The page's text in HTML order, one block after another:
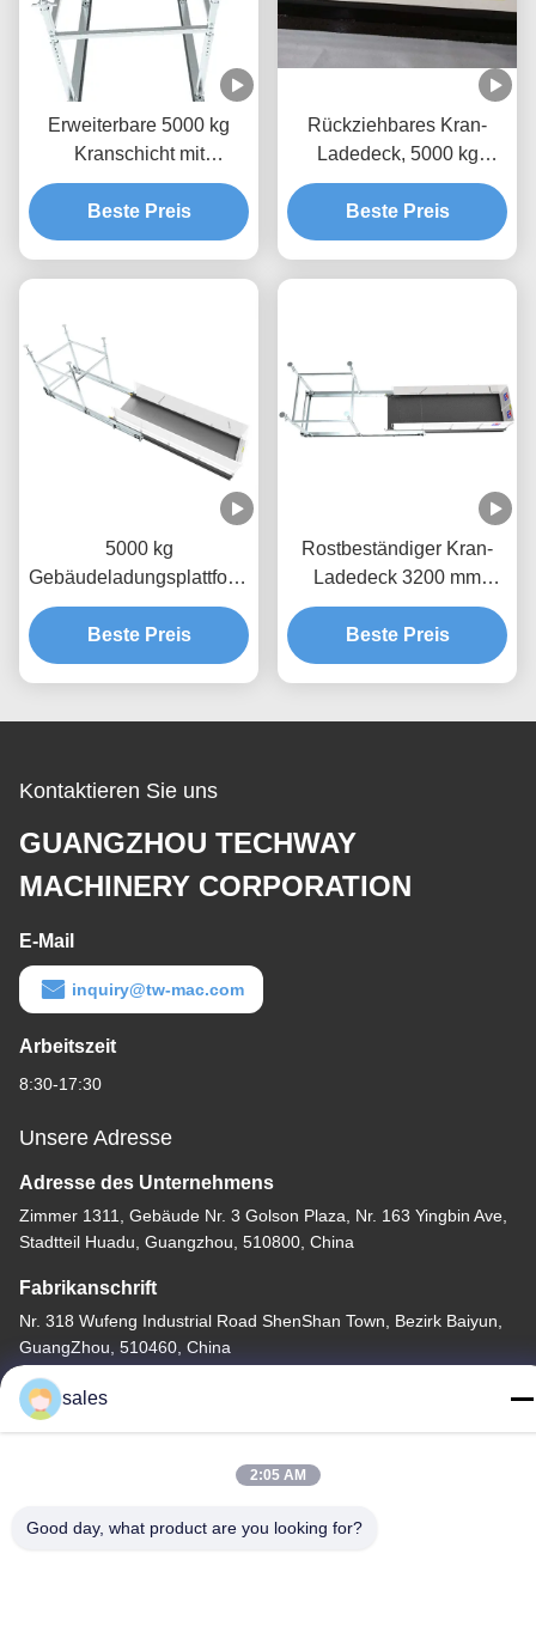
Erweiterbare 5000 kg
Kranschicht mit
Epoxidfarbe MLP2800-H
Beste Preis
Rückziehbares Kran-
Ladedeck, 5000 kg
Stoffhebeplattform
Beste Preis
5000 kg
Gebäudeladungsplattform
Heißverzinkung
MLP4200
Beste Preis
Rostbeständiger Kran-
Ladedeck 3200 mm
Materialhebeplattform
Beste Preis
Kontaktieren Sie uns
GUANGZHOU TECHWAY
MACHINERY CORPORATION
E-Mail
inquiry@tw-mac.com
Arbeitszeit
8:30-17:30
Unsere Adresse
Adresse des Unternehmens
Zimmer 1311, Gebäude Nr. 3 Golson Plaza, Nr. 163 Yingbin Ave,
Stadtteil Huadu, Guangzhou, 510800, China
Fabrikanschrift
Nr. 318 Wufeng Industrial Road ShenShan Town, Bezirk Baiyun,
GuangZhou, 510460, China
Telefone
86-20-36969420
sales
2:05 AM
Good day, what product are you looking for?